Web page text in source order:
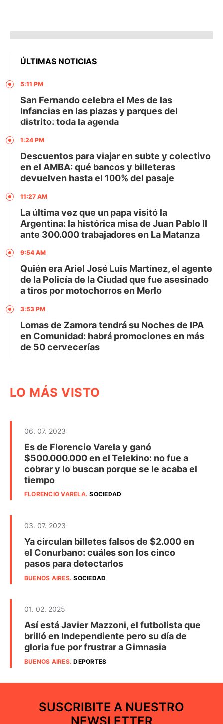
ÚLTIMAS NOTICIAS
5:11 PM
San Fernando celebra el Mes de las
Infancias en las plazas y parques del
distrito: toda la agenda
1:24 PM
Descuentos para viajar en subte y colectivo
en el AMBA: qué bancos y billeteras
devuelven hasta el 100% del pasaje
11:27 AM
La última vez que un papa visitó la
Argentina: la histórica misa de Juan Pablo II
ante 300.000 trabajadores en La Matanza
9:54 AM
Quién era Ariel José Luis Martínez, el agente
de la Policía de la Ciudad que fue asesinado
a tiros por motochorros en Merlo
3:53 PM
Lomas de Zamora tendrá su Noches de IPA
en Comunidad: habrá promociones en más
de 50 cervecerías
LO MÁS VISTO
06. 07. 2023
Es de Florencio Varela y ganó
$500.000.000 en el Telekino: no fue a
cobrar y lo buscan porque se le acaba el
tiempo
FLORENCIO VARELA.SOCIEDAD
03. 07. 2023
Ya circulan billetes falsos de $2.000 en
el Conurbano: cuáles son los cinco
pasos para detectarlos
BUENOS AIRES.SOCIEDAD
01. 02. 2025
Así está Javier Mazzoni, el futbolista que
brilló en Independiente pero su día de
gloria fue por frustrar a Gimnasia
BUENOS AIRES.DEPORTES
SUSCRIBITE A NUESTRO
NEWSLETTER